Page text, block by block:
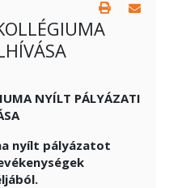
NYÍLT PÁLYÁZATI
nyílt pályázatot